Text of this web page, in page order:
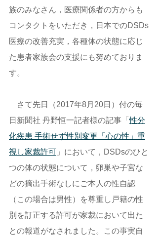
族のみなさん，医療関係者の方からも
コンタクトをいただき，日本でのDSDs
医療の改善充実，各種体の状態に応じ
た患者家族会の支援にも努めておりま
す。
さて先日（2017年8月20日）付の毎
日新聞社 丹野恒一記者様の記事「性分
化疾患 手術せず性別変更「心の性」重
視し家裁許可 」において，DSDsのひと
つの体の状態について，卵巣や子宮な
どの摘出手術なしにご本人の性自認
（この場合は男性）を尊重し戸籍の性
別を訂正する許可が家裁において出た
との報道がなされました。この事実自